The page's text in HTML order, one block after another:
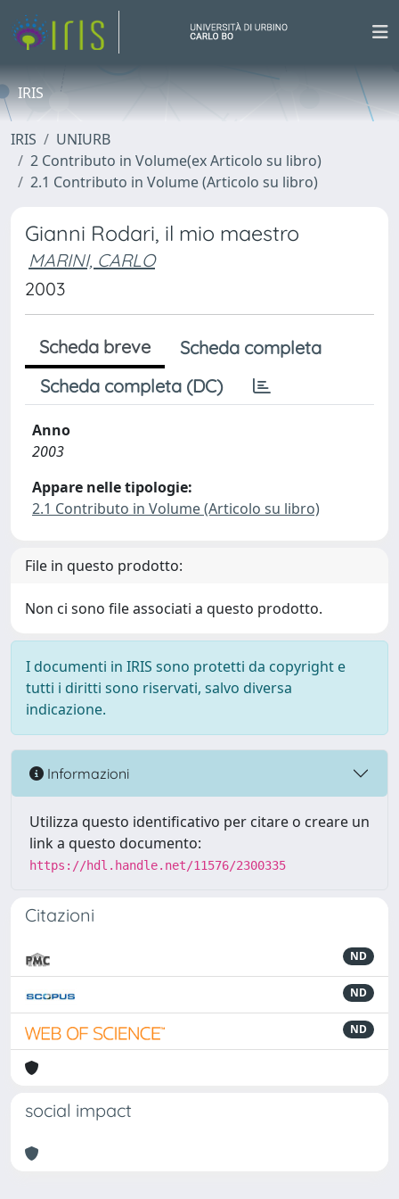
IRIS
IRIS
UNIURB
2 Contributo in Volume(ex Articolo su libro)
2.1 Contributo in Volume (Articolo su libro)
Gianni Rodari, il mio maestro
MARINI, CARLO
2003
Scheda breve
Scheda completa
Scheda completa (DC)
Anno
2003
Appare nelle tipologie:
2.1 Contributo in Volume (Articolo su libro)
File in questo prodotto:
Non ci sono file associati a questo prodotto.
I documenti in IRIS sono protetti da copyright e
tutti i diritti sono riservati, salvo diversa
indicazione.
Informazioni
Utilizza questo identificativo per citare o creare un
link a questo documento:
https://hdl.handle.net/11576/2300335
Citazioni
ND
ND
ND
social impact